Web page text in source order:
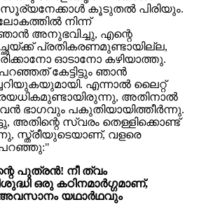
കൂടുതൽ പിരിയും.
നിന്ന്
അനുഭവിച്ചു, എന്റെ
പ്രതികരണമുണ്ടായില്ല,
ഓടാനോ കഴിയാത്തു.
കേട്ടിട്ടും ഞാൻ
എന്നാൽ ലൈറ്റ്
അതിനാല്‍
ഭാഗവും പകുതിയായിത്തീർന്നു.
അതിന്റെ സ്വരം തെള്ളിക്കൊണ്ട്
സ്ത്രീയുടെയാണ്, വളരെ
പുത്രൻ! നീ ത്വം
ഒരു കഠിനമാർഗ്ഗമാണ്,
അവസാനം യഥാർഥവും